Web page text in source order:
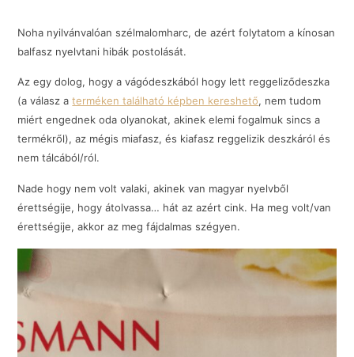
Noha nyilvánvalóan szélmalomharc, de azért folytatom a kínosan
balfasz nyelvtani hibák postolását.
Az egy dolog, hogy a vágódeszkából hogy lett reggeliződeszka
(a válasz aterméken található képben kereshető, nem tudom
miért engednek oda olyanokat, akinek elemi fogalmuk sincs a
termékről), az mégis miafasz, és kiafasz reggelizik deszkáról és
nem tálcából/ról.
Nade hogy nem volt valaki, akinek van magyar nyelvből
érettségije, hogy átolvassa… hát az azért cink. Ha meg volt/van
érettségije, akkor az meg fájdalmas szégyen.